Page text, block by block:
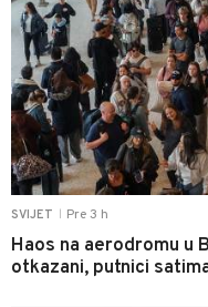
SVIJET Pre 3 h
Haos na aerodromu u
otkazani, putnici